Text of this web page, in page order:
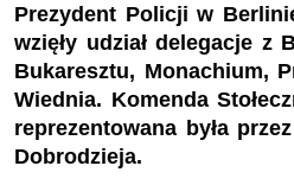
Prezydent Policji w
wzięły udział delegacje z
Bukaresztu, Monachium,
Wiednia. Komenda
reprezentowana była
Dobrodzieja.